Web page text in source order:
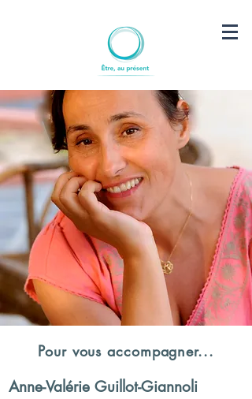
Pour vous accompagner...
Anne-Valérie Guillot-Giannoli